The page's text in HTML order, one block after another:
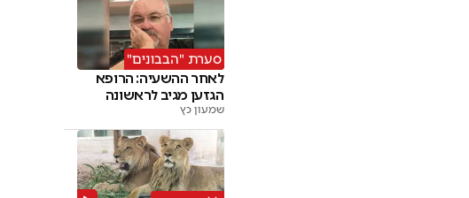
סערת "הבבונים"
לאחר ההשעיה: הרופא
הגזען מגיב לראשונה
שמעון כץ